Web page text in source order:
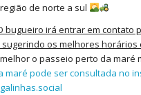
de norte a sul
bugueiro irá entrar em contato
os melhores horários
o passeio perto da maré
maré pode ser consultada no